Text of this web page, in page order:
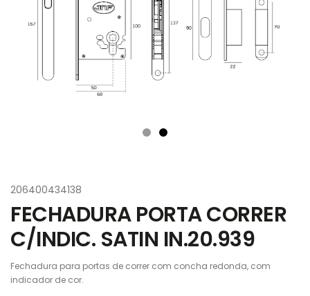
206400434138
FECHADURA PORTA CORRER
C/INDIC. SATIN IN.20.939
Fechadura para portas de correr com concha redonda, com
indicador de cor.